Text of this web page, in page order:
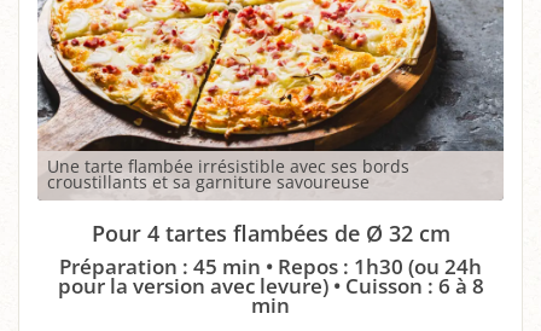
Une tarte flambée irrésistible avec ses bords
croustillants et sa garniture savoureuse
Pour 4 tartes flambées de Ø 32 cm
Préparation : 45 min • Repos : 1h30 (ou 24h
pour la version avec levure) • Cuisson : 6 à 8
min